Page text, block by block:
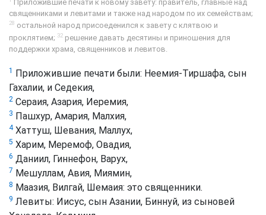
Приложившие печати к новому завету: правитель, главные над
священниками и левитами и также над народом по их семействам;
28 остальной народ присоеденился к завету с клятвою и
проклятием; 32 решение давать десятины и приношения для
поддержки храма, священников и левитов.
1
Приложившие печати были: Неемия-Тиршафа, сын
Гахалии, и Седекия,
2 Сераия, Азария, Иеремия,
3 Пашхур, Амария, Малхия,
4Хаттуш, Шевания, Маллух,
5 Харим, Меремоф, Овадия,
6 Даниил, Гиннефон, Варух,
7 Мешуллам, Авия, Миямин,
8 Маазия, Вилгай, Шемаия: это священники.
9 Левиты: Иисус, сын Азании, Биннуй, из сыновей